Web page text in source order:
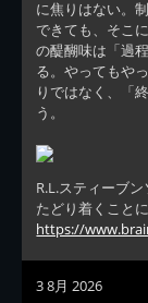
に焦りはない。
できても、そこ
の醍醐味は「過
る。やってもや
りではなく、「
う。
R.L.スティーブ
たどり着くことに
https://
3 8月 2026